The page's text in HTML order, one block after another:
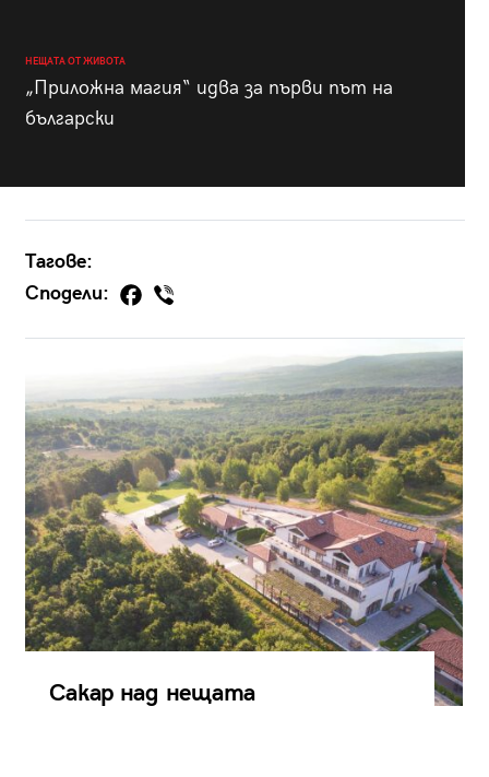
НЕЩАТА ОТ ЖИВОТА
„Приложна магия“ идва за първи път на
български
Тагове:
Сподели:
Сакар над нещата